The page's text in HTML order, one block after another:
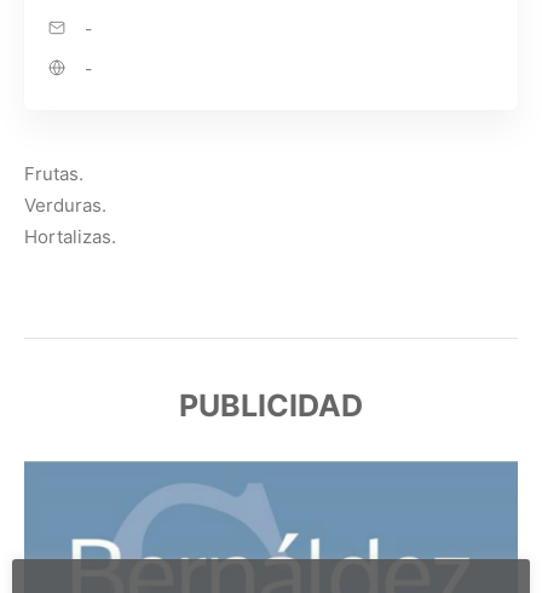
-
-
Frutas.
Verduras.
Hortalizas.
PUBLICIDAD